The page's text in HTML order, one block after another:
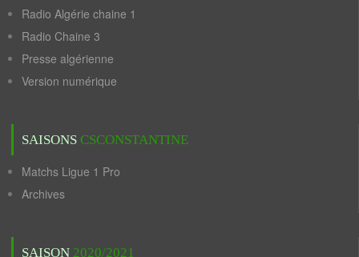
Radio Algérie chaine 1
Radio Chaine 3
Presse algérienne
Version numérique
SAISONS CSCONSTANTINE
Matchs Ligue 1 Pro
Archives
SAISON 2020/2021